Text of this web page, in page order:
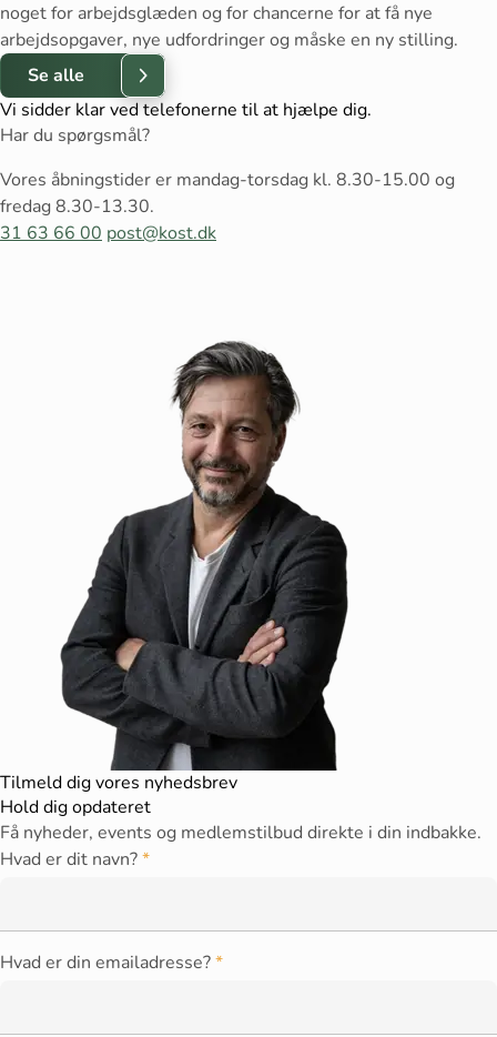
noget for arbejdsglæden og for chancerne for at få nye
arbejdsopgaver, nye udfordringer og måske en ny stilling.
Se alle
Vi sidder klar ved telefonerne til at hjælpe dig.
Har du spørgsmål?
Vores åbningstider er mandag-torsdag kl. 8.30-15.00 og
fredag 8.30-13.30.
31 63 66 00 post@kost.dk
Tilmeld dig vores nyhedsbrev
Hold dig opdateret
Få nyheder, events og medlemstilbud direkte i din indbakke.
Hvad er dit navn?
Hvad er din emailadresse?